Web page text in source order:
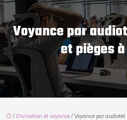
Voyance par
et pièges
/ Divination et voyance / Voyance par